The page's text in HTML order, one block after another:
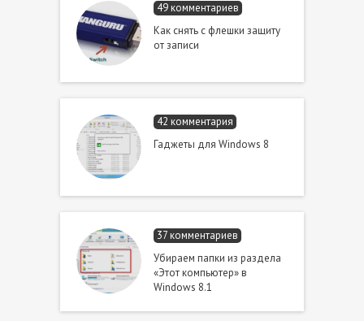
49 комментариев
Как снять с флешки защиту
от записи
42 комментария
Гаджеты для Windows 8
37 комментариев
Убираем папки из раздела
«Этот компьютер» в
Windows 8.1